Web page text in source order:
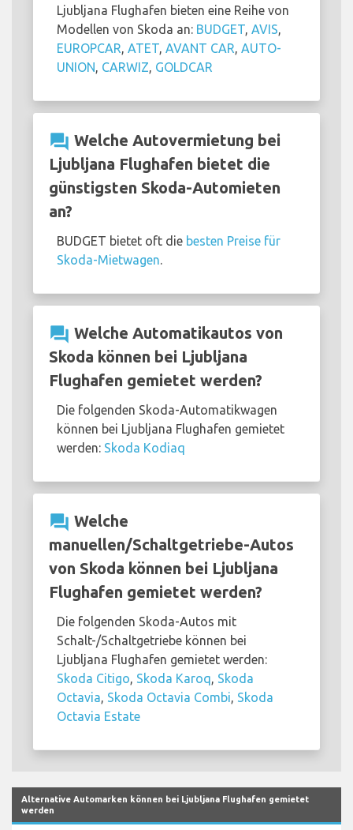
Ljubljana Flughafen bieten eine Reihe von
Modellen von Skoda an: BUDGET, AVIS,
EUROPCAR, ATET, AVANT CAR, AUTO-
UNION, CARWIZ, GOLDCAR
question_answer Welche Autovermietung bei
Ljubljana Flughafen bietet die
günstigsten Skoda-Automieten
an?
BUDGET bietet oft die besten Preise für
Skoda-Mietwagen.
question_answer Welche Automatikautos von
Skoda können bei Ljubljana
Flughafen gemietet werden?
Die folgenden Skoda-Automatikwagen
können bei Ljubljana Flughafen gemietet
werden: Skoda Kodiaq
question_answer Welche
manuellen/Schaltgetriebe-Autos
von Skoda können bei Ljubljana
Flughafen gemietet werden?
Die folgenden Skoda-Autos mit
Schalt-/Schaltgetriebe können bei
Ljubljana Flughafen gemietet werden:
Skoda Citigo, Skoda Karoq, Skoda
Octavia, Skoda Octavia Combi, Skoda
Octavia Estate
Alternative Automarken können bei Ljubljana Flughafen gemietet
werden